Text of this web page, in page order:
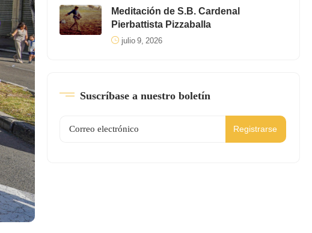
Meditación de S.B. Cardenal
Pierbattista Pizzaballa
julio 9, 2026
Suscríbase a nuestro boletín
Registrarse